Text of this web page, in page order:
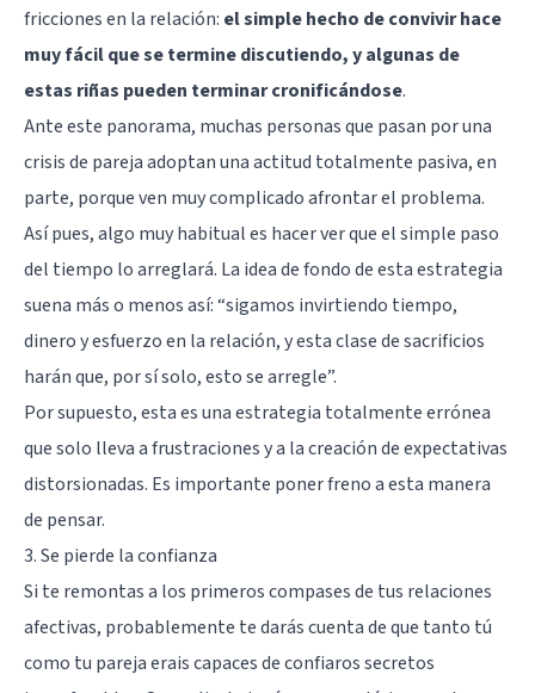
fricciones en la relación: el simple hecho de convivir hace
muy fácil que se termine discutiendo, y algunas de
estas riñas pueden terminar cronificándose.
Ante este panorama, muchas personas que pasan por una
crisis de pareja adoptan una actitud totalmente pasiva, en
parte, porque ven muy complicado afrontar el problema.
Así pues, algo muy habitual es hacer ver que el simple paso
del tiempo lo arreglará. La idea de fondo de esta estrategia
suena más o menos así: “sigamos invirtiendo tiempo,
dinero y esfuerzo en la relación, y esta clase de sacrificios
harán que, por sí solo, esto se arregle”.
Por supuesto, esta es una estrategia totalmente errónea
que solo lleva a frustraciones y a la creación de expectativas
distorsionadas. Es importante poner freno a esta manera
de pensar.
3. Se pierde la confianza
Si te remontas a los primeros compases de tus relaciones
afectivas, probablemente te darás cuenta de que tanto tú
como tu pareja erais capaces de confiaros secretos